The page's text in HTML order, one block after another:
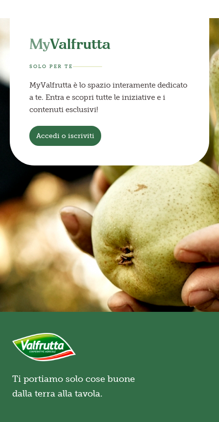
MyValfrutta
SOLO PER TE
MyValfrutta è lo spazio interamente dedicato
a te. Entra e scopri tutte le iniziative e i
contenuti esclusivi!
Accedi o iscriviti
Ti portiamo solo cose buone
dalla terra alla tavola.